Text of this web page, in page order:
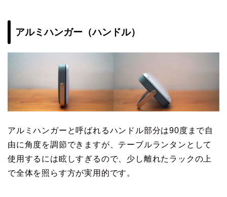
アルミハンガー（ハンドル）
アルミハンガーと呼ばれるハンドル部分は90度まで自
由に角度を調節できますが、テーブルランタンとして
使用するには眩しすぎるので、少し離れたラックの上
で全体を照らす方が実用的です。